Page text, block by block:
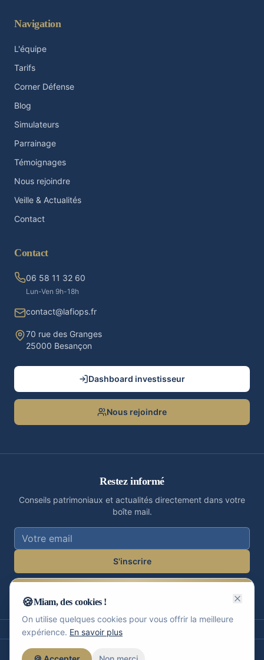
Navigation
L'équipe
Tarifs
Corner Défense
Blog
Simulateurs
Parrainage
Témoignages
Nous rejoindre
Veille & Actualités
Contact
Contact
06 58 11 32 60
Lun-Ven 9h-18h
contact@lafiops.fr
70 rue des Granges
25000 Besançon
Dashboard investisseur
Nous rejoindre
Restez informé
Conseils patrimoniaux et actualités directement dans votre
boîte mail.
S'inscrire
Désinscription possible à tout moment.
🍪Miam, des cookies !
On utilise quelques cookies pour vous offrir la meilleure
expérience. En savoir plus